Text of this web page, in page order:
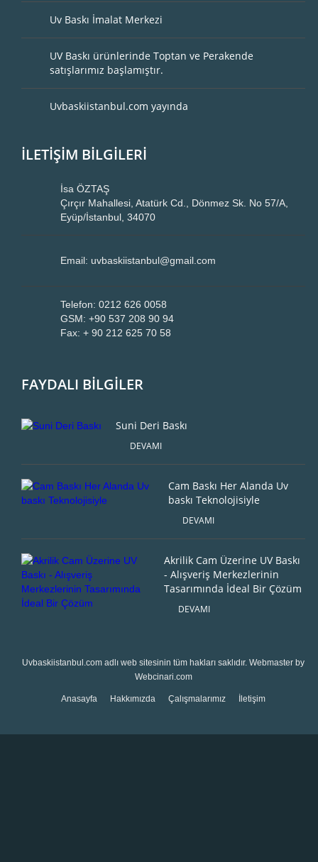
Uv Baskı İmalat Merkezi
UV Baskı ürünlerinde Toptan ve Perakende
satışlarımız başlamıştır.
Uvbaskiistanbul.com yayında
İLETİŞİM BİLGİLERİ
İsa ÖZTAŞ
Çırçır Mahallesi, Atatürk Cd., Dönmez Sk. No 57/A,
Eyüp/İstanbul, 34070
Email: uvbaskiistanbul@gmail.com
Telefon: 0212 626 0058
GSM: +90 537 208 90 94
Fax: + 90 212 625 70 58
FAYDALI BİLGİLER
Suni Deri Baskı
DEVAMI
Cam Baskı Her Alanda Uv
baskı Teknolojisiyle
DEVAMI
Akrilik Cam Üzerine UV Baskı
- Alışveriş Merkezlerinin
Tasarımında İdeal Bir Çözüm
DEVAMI
Uvbaskiistanbul.com adlı web sitesinin tüm hakları saklıdır. Webmaster by
Webcinari.com
Anasayfa Hakkımızda Çalışmalarımız İletişim